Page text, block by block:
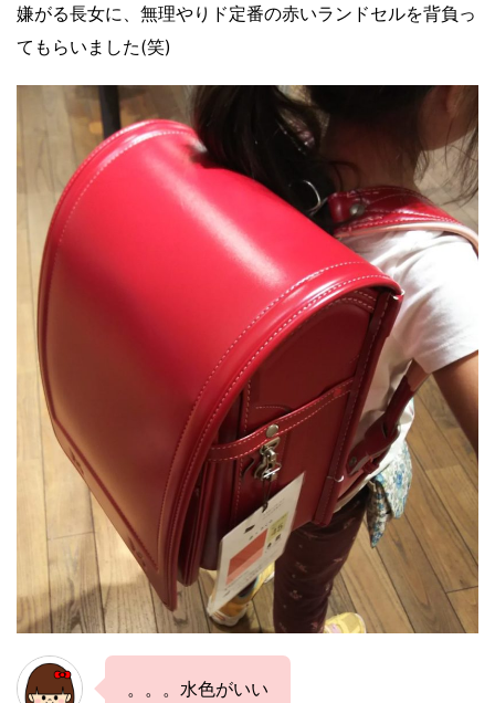
嫌がる長女に、無理やりド定番の赤いランドセルを背負っ
てもらいました(笑)
。。。水色がいい